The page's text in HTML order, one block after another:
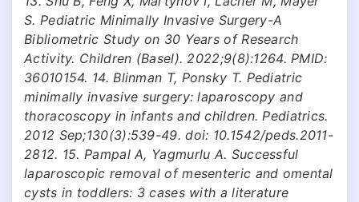
S. Pediatric Minimally Invasive Surgery-A
Bibliometric Study on 30 Years of Research
Activity. Children (Basel). 2022;9(8):1264. PMID:
36010154. 14. Blinman T, Ponsky T. Pediatric
minimally invasive surgery: laparoscopy and
thoracoscopy in infants and children. Pediatrics.
2012 Sep;130(3):539-49. doi: 10.1542/peds.2011-
2812. 15. Pampal A, Yagmurlu A. Successful
laparoscopic removal of mesenteric and omental
cysts in toddlers: 3 cases with a literature